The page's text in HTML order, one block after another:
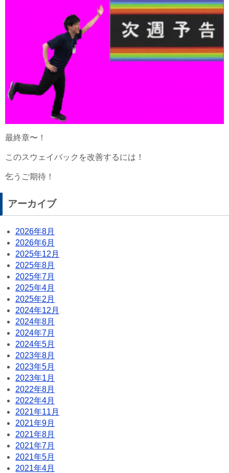
最終章〜！
このスウェイバックを改善するには！
乞うご期待！
アーカイブ
2026年8月
2026年6月
2025年12月
2025年8月
2025年7月
2025年4月
2025年2月
2024年12月
2024年8月
2024年7月
2024年5月
2023年8月
2023年5月
2023年1月
2022年8月
2022年4月
2021年11月
2021年9月
2021年8月
2021年7月
2021年5月
2021年4月